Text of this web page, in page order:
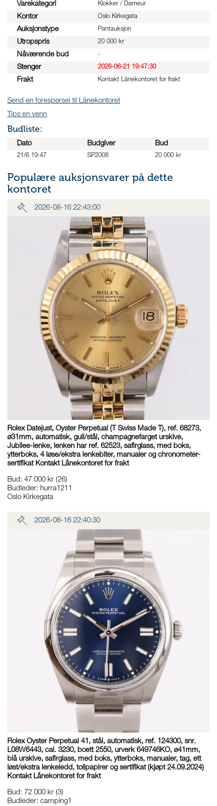
Varekategori Klokker / Dameur
Kontor Oslo Kirkegata
Auksjonstype Pantauksjon
Utropspris 20 000 kr
Nåværende bud -
Stenger 2026-06-21 19:47:30
Frakt Kontakt Lånekontoret for frakt
Send en forespørsel til Lånekontoret
Tips en venn
Budliste:
Dato Budgiver Bud
21/6 19:47 SP2008 20 000 kr
Populære auksjonsvarer på dette
kontoret
2026-08-16 22:43:00
Rolex Datejust, Oyster Perpetual (T Swiss Made T), ref. 68273,
ø31mm, automatisk, gull/stål, champagnefarget urskive,
Jubilee-lenke, lenken har ref. 62523, safirglass, med boks,
ytterboks, 4 løse/ekstra lenkebiter, manualer og chronometer-
sertifikat Kontakt Lånekontoret for frakt
Bud: 47 000 kr (26)
Budleder: hurra1211
Oslo Kirkegata
2026-08-16 22:40:30
Rolex Oyster Perpetual 41, stål, automatisk, ref. 124300, snr.
L08W6443, cal. 3230, boett 2550, urverk 649746KO, ø41mm,
blå urskive, safirglass, med boks, ytterboks, manualer, tag, ett
løst/ekstra lenkeledd, tollpapirer og sertifikat (kjøpt 24.09.2024)
Kontakt Lånekontoret for frakt
Bud: 72 000 kr (3)
Budleder: camping1